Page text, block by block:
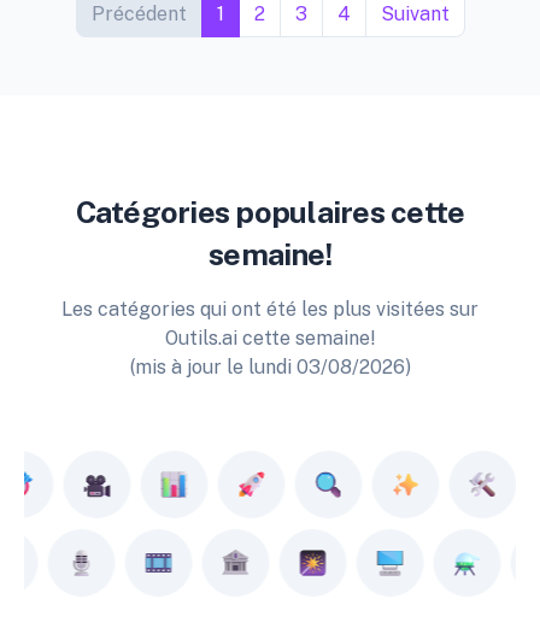
Précédent 1 2 3 4 Suivant
Catégories populaires cette
semaine!
Les catégories qui ont été les plus visitées sur
Outils.ai cette semaine!
(mis à jour le lundi 03/08/2026)